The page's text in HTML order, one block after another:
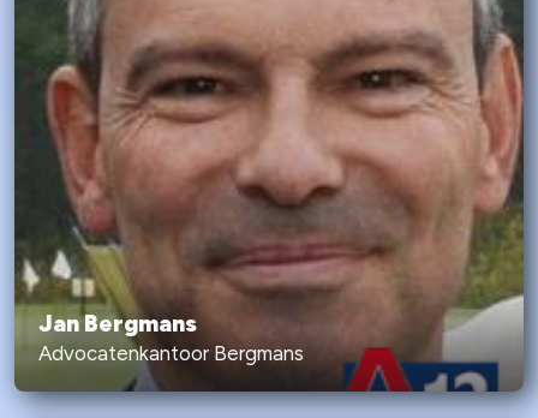
Jan Bergmans
Advocatenkantoor Bergmans